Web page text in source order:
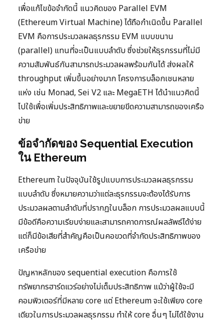
เพื่อแก้ไขข้อจำกัดนี้ แนวคิดของ Parallel EVM
(Ethereum Virtual Machine) ได้ถือกำเนิดขึ้น Parallel
EVM คือการประมวลผลธุรกรรม EVM แบบขนาน
(parallel) แทนที่จะเป็นแบบลำดับ ซึ่งช่วยให้ธุรกรรมที่ไม่มี
ความสัมพันธ์กันสามารถประมวลผลพร้อมกันได้ ส่งผลให้
throughput เพิ่มขึ้นอย่างมาก โครงการบล็อกเชนหลาย
แห่ง เช่น Monad, Sei V2 และ MegaETH ได้นำแนวคิดนี้
ไปใช้เพื่อเพิ่มประสิทธิภาพและขยายขีดความสามารถของเครือ
ข่าย
ข้อจำกัดของ Sequential Execution
ใน Ethereum
Ethereum ในปัจจุบันใช้รูปแบบการประมวลผลธุรกรรม
แบบลำดับ ซึ่งหมายความว่าแต่ละธุรกรรมจะต้องได้รับการ
ประมวลผลตามลำดับที่ปรากฏในบล็อก การประมวลผลแบบนี้
มีข้อดีคือความเรียบง่ายและสามารถคาดการณ์ผลลัพธ์ได้ง่าย
แต่ก็มีข้อเสียที่สำคัญคือเป็นคอขวดที่จำกัดประสิทธิภาพของ
เครือข่าย
ปัญหาหลักของ sequential execution คือการใช้
ทรัพยากรฮาร์ดแวร์อย่างไม่เต็มประสิทธิภาพ แม้ว่าผู้ใช้จะมี
คอมพิวเตอร์ที่มีหลาย core แต่ Ethereum จะใช้เพียง core
เดียวในการประมวลผลธุรกรรม ทำให้ core อื่นๆ ไม่ได้ใช้งาน